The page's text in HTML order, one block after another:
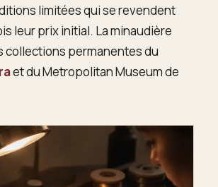
limitées qui se revendent
leur prix initial. La minaudière
collections permanentes du
et du Metropolitan Museum de